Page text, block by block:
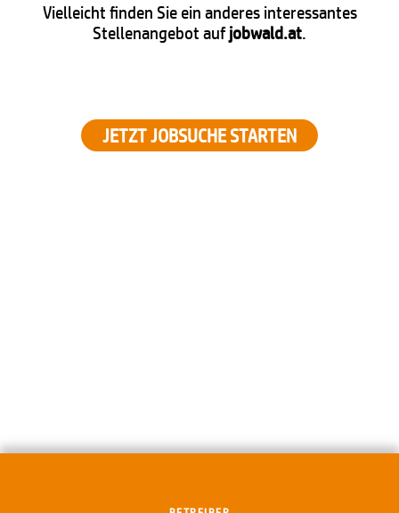
Vielleicht finden Sie ein anderes interessantes
Stellenangebot aufjobwald.at.
JETZT JOBSUCHE STARTEN